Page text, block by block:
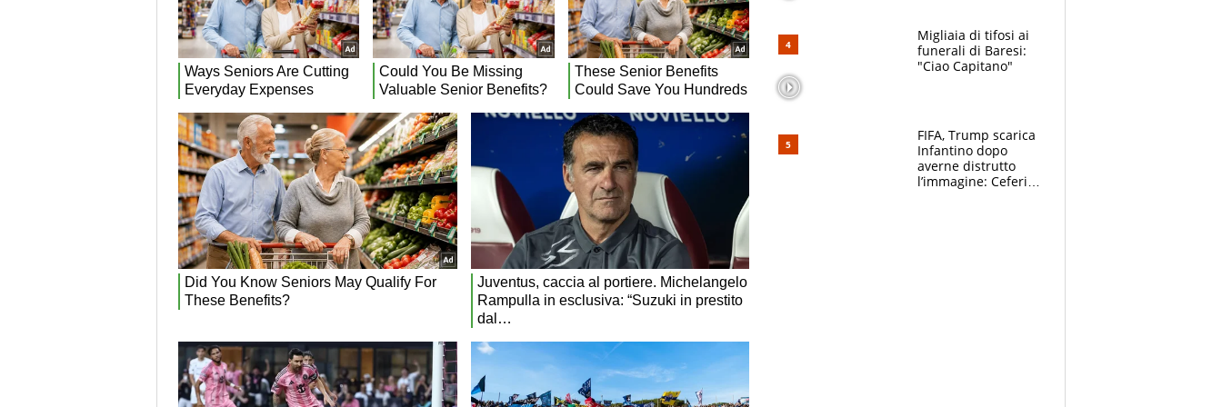
Migliaia di tifosi ai
funerali di Baresi:
"Ciao Capitano"
FIFA, Trump scarica
Infantino dopo
averne distrutto
l’immagine: Ceferin